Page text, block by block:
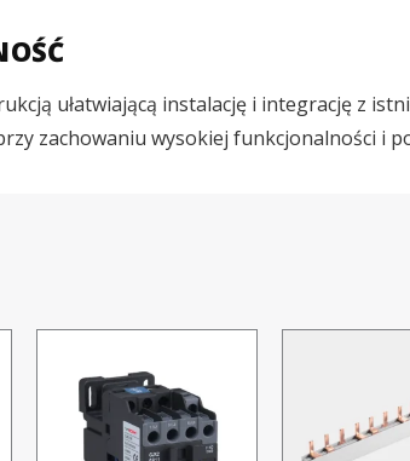
ułatwiającą instalację i integrację z
zachowaniu wysokiej funkcjonalności i